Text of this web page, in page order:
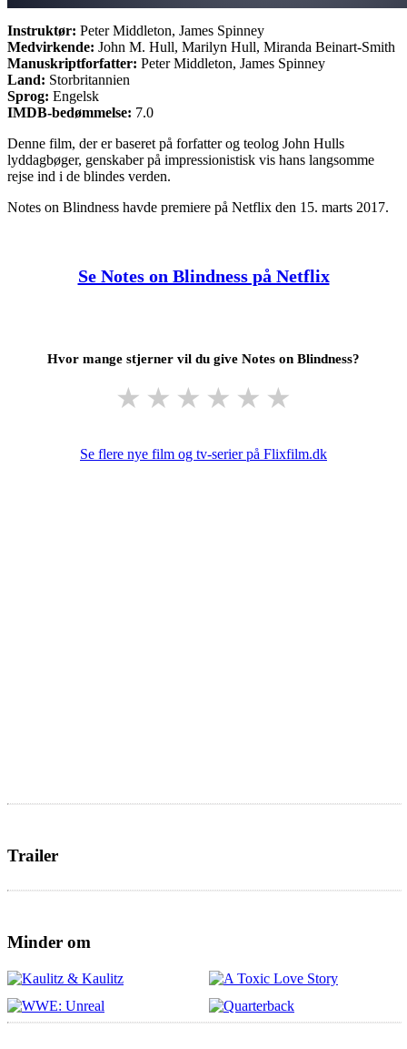
Instruktør: Peter Middleton, James Spinney
Medvirkende: John M. Hull, Marilyn Hull, Miranda Beinart-Smith
Manuskriptforfatter: Peter Middleton, James Spinney
Land: Storbritannien
Sprog: Engelsk
IMDB-bedømmelse: 7.0
Denne film, der er baseret på forfatter og teolog John Hulls
lyddagbøger, genskaber på impressionistisk vis hans langsomme
rejse ind i de blindes verden.
Notes on Blindness havde premiere på Netflix den 15. marts 2017.
Se Notes on Blindness på Netflix
Hvor mange stjerner vil du give Notes on Blindness?
★ ★ ★ ★ ★ ★
Se flere nye film og tv-serier på Flixfilm.dk
Trailer
Minder om